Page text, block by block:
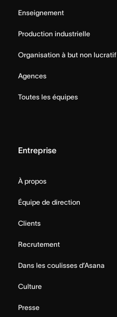
Enseignement
Production industrielle
Organisation à but non lucratif
Agences
Toutes les équipes
Entreprise
À propos
Équipe de direction
Clients
Recrutement
Dans les coulisses d’Asana
Culture
Presse